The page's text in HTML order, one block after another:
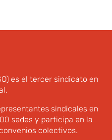
es el tercer sindicato en
sindicales en
sedes y participa en la
colectivos.